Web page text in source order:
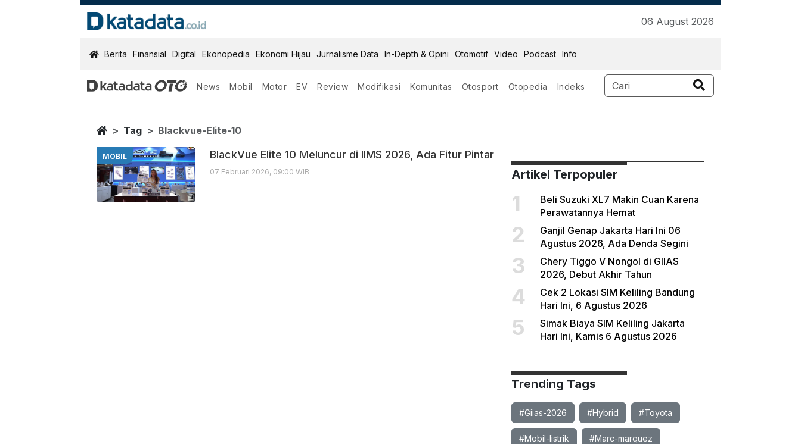
06 August 2026
KatadataOTO
Berita Finansial Digital Ekonopedia Ekonomi Hijau Jurnalisme Data In-Depth & Opini Otomotif Video Podcast Info
News Mobil Motor EV Review Modifikasi Komunitas Otosport Otopedia Indeks
Blackvue Elite 10
Berita Terbaru
Home
Tag Blackvue-Elite-10
MOBIL BlackVue Elite 10 Meluncur di IIMS 2026, Ada Fitur Pintar
07 Februari 2026, 09:00 WIB Artikel Terpopuler
1
Beli Suzuki XL7 Makin Cuan Karena
Perawatannya Hemat
2
Ganjil Genap Jakarta Hari Ini 06
Agustus 2026, Ada Denda Segini
3
Chery Tiggo V Nongol di GIIAS
2026, Debut Akhir Tahun
4
Cek 2 Lokasi SIM Keliling Bandung
Hari Ini, 6 Agustus 2026
5
Simak Biaya SIM Keliling Jakarta
Hari Ini, Kamis 6 Agustus 2026
Trending Tags
#Giias-2026 #Hybrid #Toyota
#Mobil-listrik #Marc-marquez